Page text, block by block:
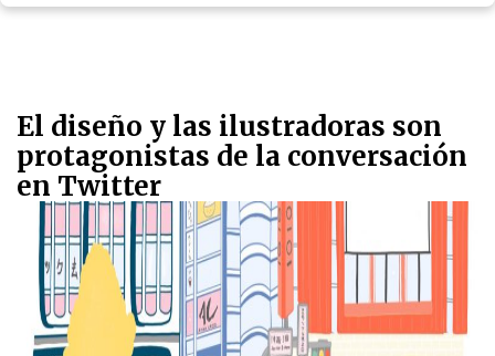
El diseño y las ilustradoras son
protagonistas de la conversación
en Twitter